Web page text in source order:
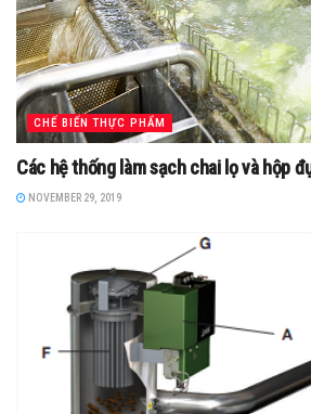
CHẾ BIẾN THỰC PHẨM
Các hệ thống làm sạch chai lọ và hộp
NOVEMBER 29, 2019